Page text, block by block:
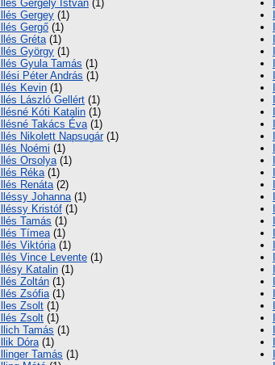
Illés Gergely István (1)
Illés Gergey (1)
Illés Gergő (1)
Illés Gréta(1)
Illés György (1)
Illés Gyula Tamás (1)
Illési Péter András (1)
Illés Kevin (1)
Illés László Gellért (1)
Illésné Kóti Katalin (1)
Illésné Takács Éva(1)
Illés Nikolett Napsugár(1)
Illés Noémi (1)
Illés Orsolya(1)
Illés Réka(1)
Illés Renáta(2)
Illéssy Johanna(1)
Illéssy Kristóf (1)
Illés Tamás (1)
Illés Tímea(1)
Illés Viktória(1)
Illés Vince Levente (1)
Illésy Katalin (1)
Illés Zoltán (1)
Illés Zsófia(1)
Illes Zsolt (1)
Illés Zsolt (1)
Illich Tamás (1)
Illik Dóra(1)
Illinger Tamás (1)